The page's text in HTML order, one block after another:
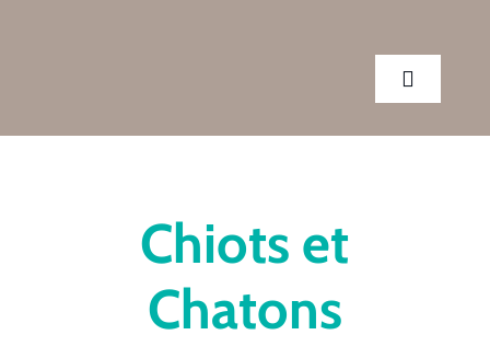
Toggle
SERVICES
CONSEILS
Chiots et
Chatons